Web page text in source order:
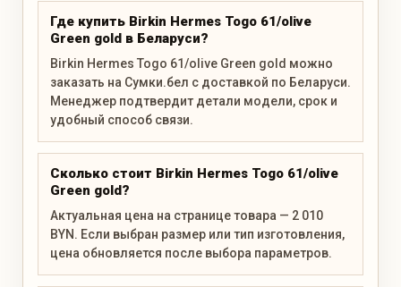
Где купить Birkin Hermes Togo 61/olive
Green gold в Беларуси?
Birkin Hermes Togo 61/olive Green gold можно
заказать на Сумки.бел с доставкой по Беларуси.
Менеджер подтвердит детали модели, срок и
удобный способ связи.
Сколько стоит Birkin Hermes Togo 61/olive
Green gold?
Актуальная цена на странице товара — 2 010
BYN. Если выбран размер или тип изготовления,
цена обновляется после выбора параметров.